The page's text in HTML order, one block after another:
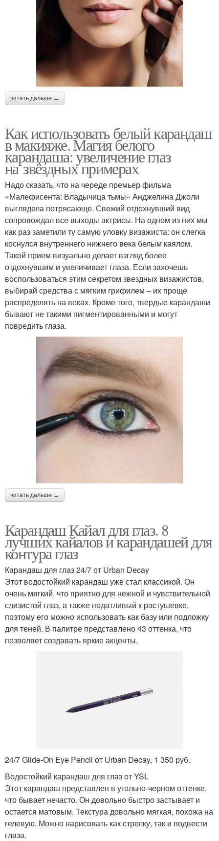
читать дальше →
Как использовать белый карандаш
в макияже. Магия белого
карандаша: увеличение глаз
на звёздных примерах
Надо сказать, что на череде премьер фильма
«Малефисента: Владычица тьмы» Анджелина Джоли
выглядела потрясающе. Свежий отдохнувший вид
сопровождал все выходы актрисы. На одном из них мы
как раз заметили ту самую уловку визажиста: он слегка
коснулся внутреннего нижнего века белым каялом.
Такой прием визуально делает взгляд более
отдохнувшим и увеличивает глаза. Если захочешь
воспользоваться этим секретом звездных визажистов,
выбирай средства с мягким грифилем – их проще
распределять на веках. Кроме того, твердые карандаши
бывают не такими пигментированными и могут
повредить глаза.
читать дальше →
Карандаш Кайал для глаз. 8
лучших кайалов и карандашей для
контура глаз
Карандаш для глаз 24/7 от Urban Decay
Этот водостойкий карандаш уже стал классикой. Он
очень мягкий, что приятно для нежной и чувствительной
слизистой глаз, а также податливый к растушевке,
поэтому его можно использовать как базу или подложку
для теней. В палитре представлено 43 оттенка, что
позволяет создавать яркие акценты.
24/7 Glide-On Eye Pencil от Urban Decay, 1 350 руб.
Водостойкий карандаш для глаз от YSL
Этот карандаш представлен в угольно-черном оттенке,
что бывает нечасто. Он довольно быстро застывает и
остается матовым. Текстура довольно мягкая, похожа на
гелевую. Можно нарисовать как стрелку, так и подвести
глаза.